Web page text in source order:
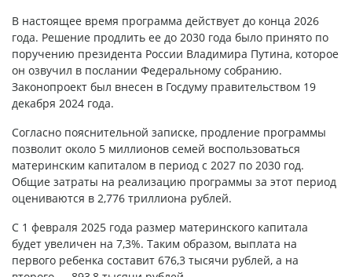
В настоящее время программа действует до конца 2026
года. Решение продлить ее до 2030 года было принято по
поручению президента России Владимира Путина, которое
он озвучил в послании Федеральному собранию.
Законопроект был внесен в Госдуму правительством 19
декабря 2024 года.
Согласно пояснительной записке, продление программы
позволит около 5 миллионов семей воспользоваться
материнским капиталом в период с 2027 по 2030 год.
Общие затраты на реализацию программы за этот период
оцениваются в 2,776 триллиона рублей.
С 1 февраля 2025 года размер материнского капитала
будет увеличен на 7,3%. Таким образом, выплата на
первого ребенка составит 676,3 тысячи рублей, а на